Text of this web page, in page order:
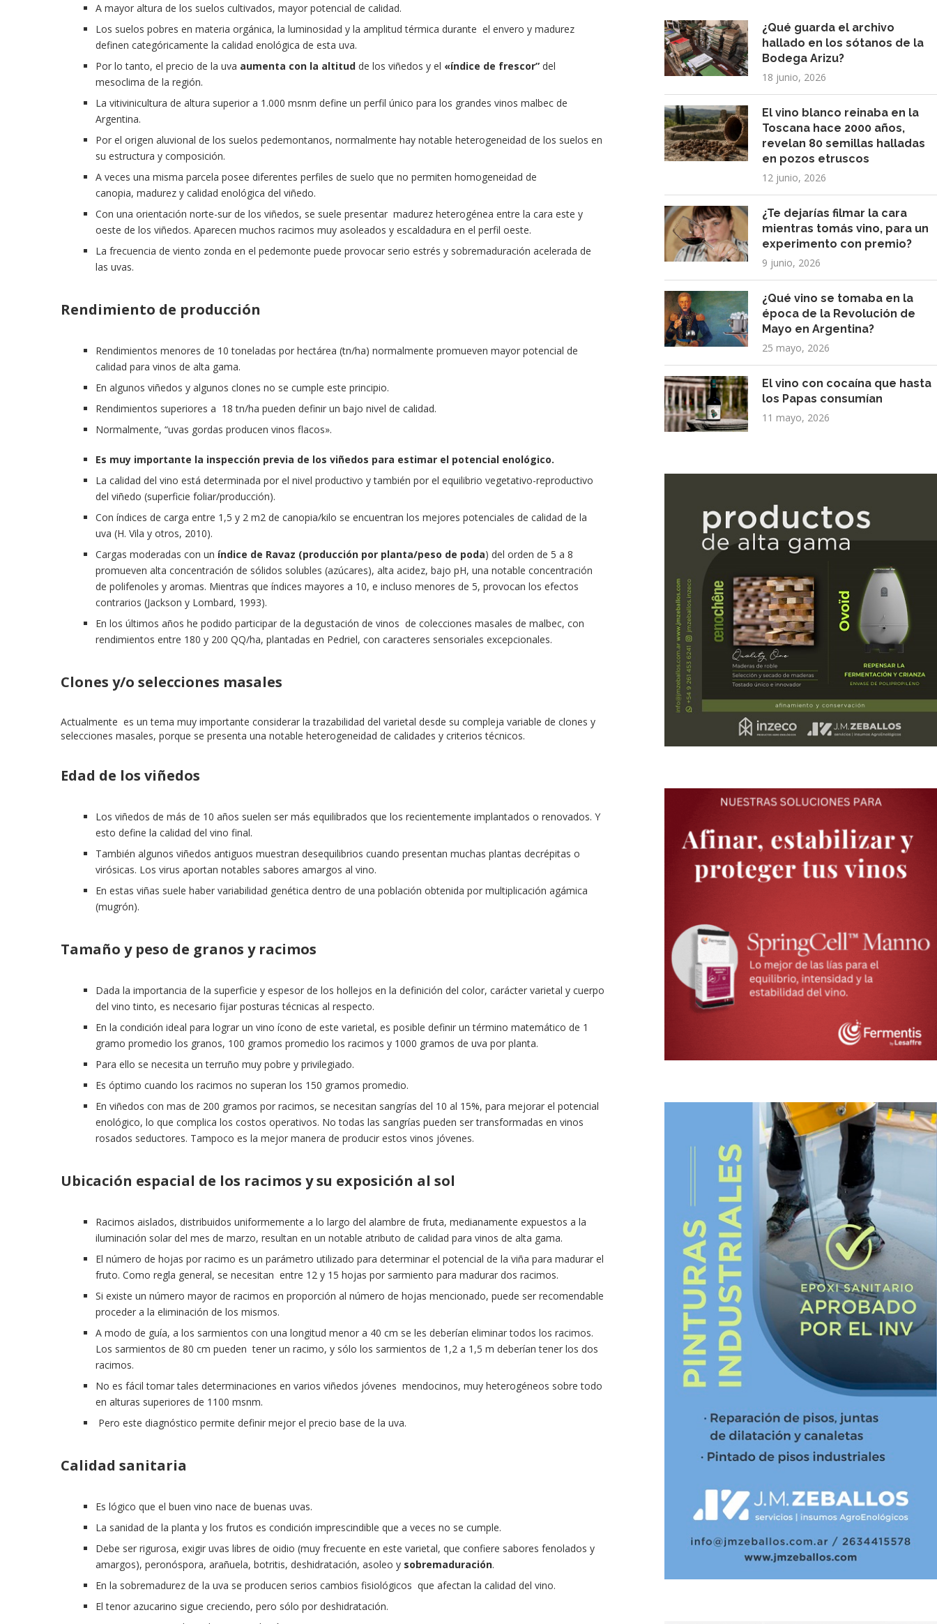
A mayor altura de los suelos cultivados, mayor potencial de calidad.
Los suelos pobres en materia orgánica, la luminosidad y la amplitud térmica durante el envero y madurez
definen categóricamente la calidad enológica de esta uva.
Por lo tanto, el precio de la uva aumenta con la altitud de los viñedos y el «índice de frescor” del
mesoclima de la región.
La vitivinicultura de altura superior a 1.000 msnm define un perfil único para los grandes vinos malbec de
Argentina.
Por el origen aluvional de los suelos pedemontanos, normalmente hay notable heterogeneidad de los suelos en
su estructura y composición.
A veces una misma parcela posee diferentes perfiles de suelo que no permiten homogeneidad de
canopia, madurez y calidad enológica del viñedo.
Con una orientación norte-sur de los viñedos, se suele presentar madurez heterogénea entre la cara este y
oeste de los viñedos. Aparecen muchos racimos muy asoleados y escaldadura en el perfil oeste.
La frecuencia de viento zonda en el pedemonte puede provocar serio estrés y sobremaduración acelerada de
las uvas.
Rendimiento de producción
Rendimientos menores de 10 toneladas por hectárea (tn/ha) normalmente promueven mayor potencial de
calidad para vinos de alta gama.
En algunos viñedos y algunos clones no se cumple este principio.
Rendimientos superiores a 18 tn/ha pueden definir un bajo nivel de calidad.
Normalmente, “uvas gordas producen vinos flacos».
Es muy importante la inspección previa de los viñedos para estimar el potencial enológico.
La calidad del vino está determinada por el nivel productivo y también por el equilibrio vegetativo-reproductivo
del viñedo (superficie foliar/producción).
Con índices de carga entre 1,5 y 2 m2 de canopia/kilo se encuentran los mejores potenciales de calidad de la
uva (H. Vila y otros, 2010).
Cargas moderadas con un índice de Ravaz (producción por planta/peso de poda) del orden de 5 a 8
promueven alta concentración de sólidos solubles (azúcares), alta acidez, bajo pH, una notable concentración
de polifenoles y aromas. Mientras que índices mayores a 10, e incluso menores de 5, provocan los efectos
contrarios (Jackson y Lombard, 1993).
En los últimos años he podido participar de la degustación de vinos de colecciones masales de malbec, con
rendimientos entre 180 y 200 QQ/ha, plantadas en Pedriel, con caracteres sensoriales excepcionales.
Clones y/o selecciones masales
Actualmente es un tema muy importante considerar la trazabilidad del varietal desde su compleja variable de clones y
selecciones masales, porque se presenta una notable heterogeneidad de calidades y criterios técnicos.
Edad de los viñedos
Los viñedos de más de 10 años suelen ser más equilibrados que los recientemente implantados o renovados. Y
esto define la calidad del vino final.
También algunos viñedos antiguos muestran desequilibrios cuando presentan muchas plantas decrépitas o
virósicas. Los virus aportan notables sabores amargos al vino.
En estas viñas suele haber variabilidad genética dentro de una población obtenida por multiplicación agámica
(mugrón).
Tamaño y peso de granos y racimos
Dada la importancia de la superficie y espesor de los hollejos en la definición del color, carácter varietal y cuerpo
del vino tinto, es necesario fijar posturas técnicas al respecto.
En la condición ideal para lograr un vino ícono de este varietal, es posible definir un término matemático de 1
gramo promedio los granos, 100 gramos promedio los racimos y 1000 gramos de uva por planta.
Para ello se necesita un terruño muy pobre y privilegiado.
Es óptimo cuando los racimos no superan los 150 gramos promedio.
En viñedos con mas de 200 gramos por racimos, se necesitan sangrías del 10 al 15%, para mejorar el potencial
enológico, lo que complica los costos operativos. No todas las sangrías pueden ser transformadas en vinos
rosados seductores. Tampoco es la mejor manera de producir estos vinos jóvenes.
Ubicación espacial de los racimos y su exposición al sol
Racimos aislados, distribuidos uniformemente a lo largo del alambre de fruta, medianamente expuestos a la
iluminación solar del mes de marzo, resultan en un notable atributo de calidad para vinos de alta gama.
El número de hojas por racimo es un parámetro utilizado para determinar el potencial de la viña para madurar el
fruto. Como regla general, se necesitan entre 12 y 15 hojas por sarmiento para madurar dos racimos.
Si existe un número mayor de racimos en proporción al número de hojas mencionado, puede ser recomendable
proceder a la eliminación de los mismos.
A modo de guía, a los sarmientos con una longitud menor a 40 cm se les deberían eliminar todos los racimos.
Los sarmientos de 80 cm pueden tener un racimo, y sólo los sarmientos de 1,2 a 1,5 m deberían tener los dos
racimos.
No es fácil tomar tales determinaciones en varios viñedos jóvenes mendocinos, muy heterogéneos sobre todo
en alturas superiores de 1100 msnm.
Pero este diagnóstico permite definir mejor el precio base de la uva.
Calidad sanitaria
Es lógico que el buen vino nace de buenas uvas.
La sanidad de la planta y los frutos es condición imprescindible que a veces no se cumple.
Debe ser rigurosa, exigir uvas libres de oidio (muy frecuente en este varietal, que confiere sabores fenolados y
amargos), peronóspora, arañuela, botritis, deshidratación, asoleo y sobremaduración.
En la sobremadurez de la uva se producen serios cambios fisiológicos que afectan la calidad del vino.
El tenor azucarino sigue creciendo, pero sólo por deshidratación.
¿Qué guarda el archivo
hallado en los sótanos de la
Bodega Arizu?
18 junio, 2026
El vino blanco reinaba en la
Toscana hace 2000 años,
revelan 80 semillas halladas
en pozos etruscos
12 junio, 2026
¿Te dejarías filmar la cara
mientras tomás vino, para un
experimento con premio?
9 junio, 2026
¿Qué vino se tomaba en la
época de la Revolución de
Mayo en Argentina?
25 mayo, 2026
El vino con cocaína que hasta
los Papas consumían
11 mayo, 2026